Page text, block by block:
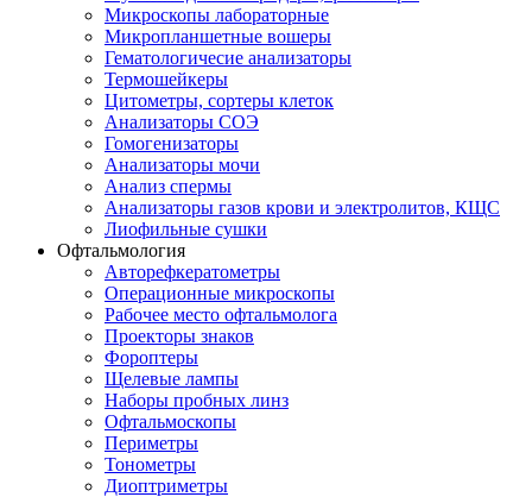
Микроскопы лабораторные
Микропланшетные вошеры
Гематологичесие анализаторы
Термошейкеры
Цитометры, сортеры клеток
Анализаторы СОЭ
Гомогенизаторы
Анализаторы мочи
Анализ спермы
Анализаторы газов крови и электролитов, КЩС
Лиофильные сушки
Офтальмология
Авторефкератометры
Операционные микроскопы
Рабочее место офтальмолога
Проекторы знаков
Фороптеры
Щелевые лампы
Наборы пробных линз
Офтальмоскопы
Периметры
Тонометры
Диоптриметры